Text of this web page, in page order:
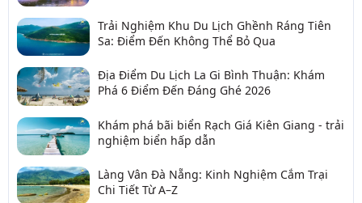
Trải Nghiệm Khu Du Lịch Ghềnh Ráng Tiên
Sa: Điểm Đến Không Thể Bỏ Qua
Địa Điểm Du Lịch La Gi Bình Thuận: Khám
Phá 6 Điểm Đến Đáng Ghé 2026
Khám phá bãi biển Rạch Giá Kiên Giang - trải
nghiệm biển hấp dẫn
Làng Vân Đà Nẵng: Kinh Nghiệm Cắm Trại
Chi Tiết Từ A–Z